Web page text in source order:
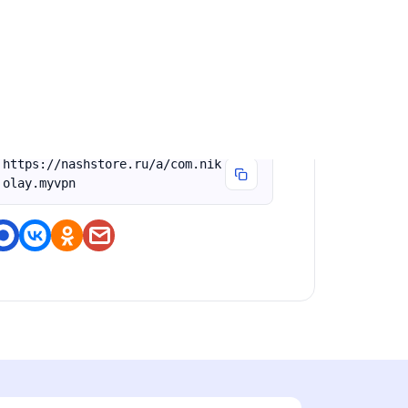
https://nashstore.ru/a/com.nik
olay.myvpn